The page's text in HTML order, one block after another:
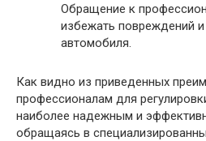
Обращение к
избежать повреждений
автомобиля.
Как видно из приведенных
профессионалам для
наиболее надежным и
обращаясь в